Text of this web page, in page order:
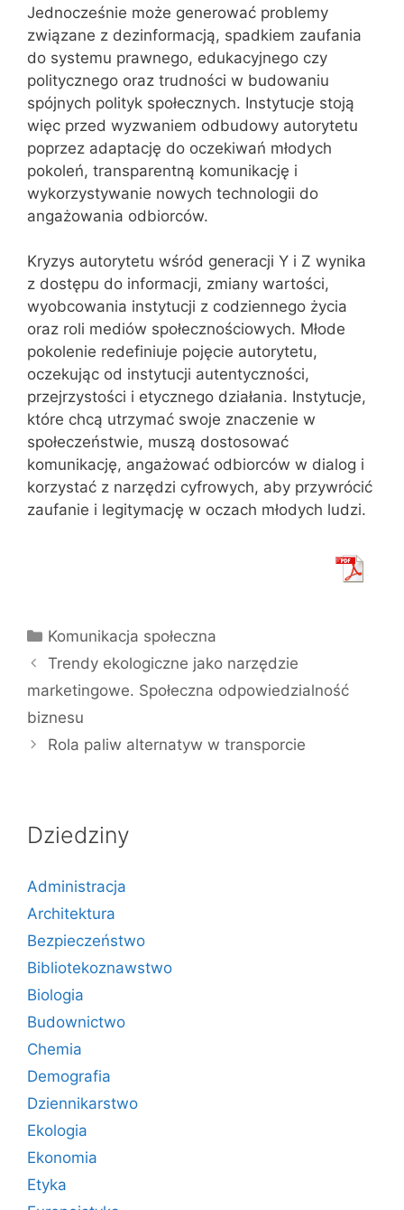
Jednocześnie może generować problemy
związane z dezinformacją, spadkiem zaufania
do systemu prawnego, edukacyjnego czy
politycznego oraz trudności w budowaniu
spójnych polityk społecznych. Instytucje stoją
więc przed wyzwaniem odbudowy autorytetu
poprzez adaptację do oczekiwań młodych
pokoleń, transparentną komunikację i
wykorzystywanie nowych technologii do
angażowania odbiorców.
Kryzys autorytetu wśród generacji Y i Z wynika
z dostępu do informacji, zmiany wartości,
wyobcowania instytucji z codziennego życia
oraz roli mediów społecznościowych. Młode
pokolenie redefiniuje pojęcie autorytetu,
oczekując od instytucji autentyczności,
przejrzystości i etycznego działania. Instytucje,
które chcą utrzymać swoje znaczenie w
społeczeństwie, muszą dostosować
komunikację, angażować odbiorców w dialog i
korzystać z narzędzi cyfrowych, aby przywrócić
zaufanie i legitymację w oczach młodych ludzi.
Kategorie
Komunikacja społeczna
Trendy ekologiczne jako narzędzie
marketingowe. Społeczna odpowiedzialność
biznesu
Rola paliw alternatyw w transporcie
Dziedziny
Administracja
Architektura
Bezpieczeństwo
Bibliotekoznawstwo
Biologia
Budownictwo
Chemia
Demografia
Dziennikarstwo
Ekologia
Ekonomia
Etyka